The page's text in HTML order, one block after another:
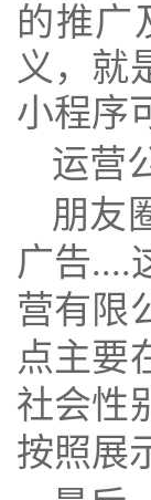
的推广
义，就
小程序
运营
朋友
广告....
营有限
点主要
社会性
按照展